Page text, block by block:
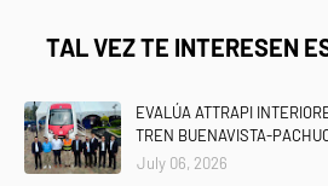
TAL VEZ TE INTERESEN
EVALÚA ATTRAPI
TREN BUENAVISTA-
July 06, 2026